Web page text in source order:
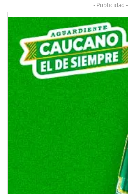
- Publicidad -